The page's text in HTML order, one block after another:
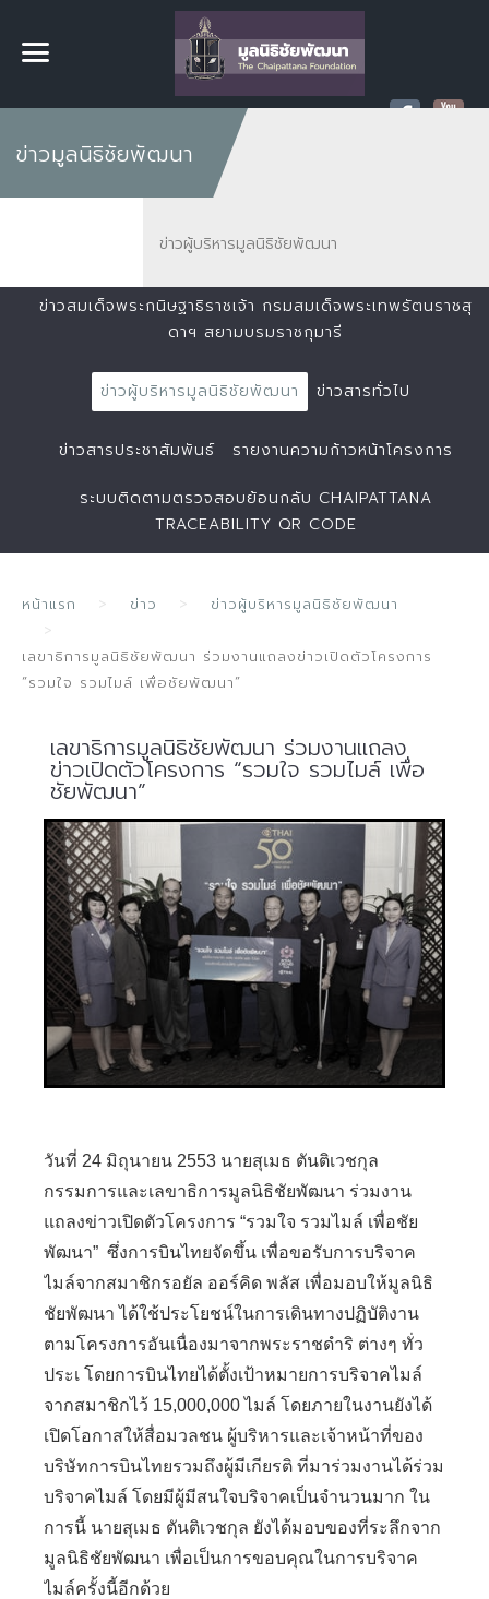
ข่าวมูลนิธิชัยพัฒนา
ข่าวผู้บริหารมูลนิธิชัยพัฒนา
ข่าวสมเด็จพระกนิษฐาธิราชเจ้า กรมสมเด็จพระเทพรัตนราชสุ
ดาฯ สยามบรมราชกุมารี
ข่าวผู้บริหารมูลนิธิชัยพัฒนา ข่าวสารทั่วไป
ข่าวสารประชาสัมพันธ์ รายงานความก้าวหน้าโครงการ
ระบบติดตามตรวจสอบย้อนกลับ CHAIPATTANA
TRACEABILITY QR CODE
หน้าแรก ข่าว ข่าวผู้บริหารมูลนิธิชัยพัฒนา
เลขาธิการมูลนิธิชัยพัฒนา ร่วมงานแถลงข่าวเปิดตัวโครงการ
“รวมใจ รวมไมล์ เพื่อชัยพัฒนา”
เลขาธิการมูลนิธิชัยพัฒนา ร่วมงานแถลง
ข่าวเปิดตัวโครงการ “รวมใจ รวมไมล์ เพื่อ
ชัยพัฒนา”
วันที่ 24 มิถุนายน 2553 นายสุเมธ ตันติเวชกุล
กรรมการและเลขาธิการมูลนิธิชัยพัฒนา ร่วมงาน
แถลงข่าวเปิดตัวโครงการ “รวมใจ รวมไมล์ เพื่อชัย
พัฒนา” ซึ่งการบินไทยจัดขึ้น เพื่อขอรับการบริจาค
ไมล์จากสมาชิกรอยัล ออร์คิด พลัส เพื่อมอบให้มูลนิธิ
ชัยพัฒนา ได้ใช้ประโยชน์ในการเดินทางปฏิบัติงาน
ตามโครงการอันเนื่องมาจากพระราชดำริ ต่างๆ ทั่ว
ประเ โดยการบินไทยได้ตั้งเป้าหมายการบริจาคไมล์
จากสมาชิกไว้ 15,000,000 ไมล์ โดยภายในงานยังได้
เปิดโอกาสให้สื่อมวลชน ผู้บริหารและเจ้าหน้าที่ของ
บริษัทการบินไทยรวมถึงผู้มีเกียรติ ที่มาร่วมงานได้ร่วม
บริจาคไมล์ โดยมีผู้มีสนใจบริจาคเป็นจำนวนมาก ใน
การนี้ นายสุเมธ ตันติเวชกุล ยังได้มอบของที่ระลึกจาก
มูลนิธิชัยพัฒนา เพื่อเป็นการขอบคุณในการบริจาค
ไมล์ครั้งนี้อีกด้วย